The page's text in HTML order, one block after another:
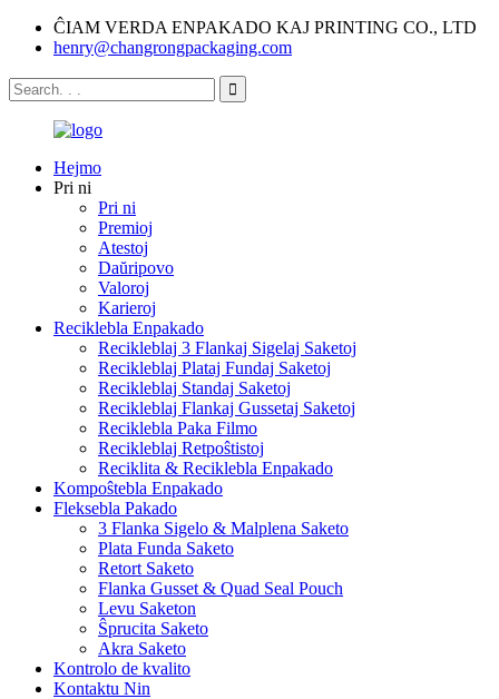
ĈIAM VERDA ENPAKADO KAJ PRINTING CO., LTD
henry@changrongpackaging.com
Hejmo
Pri ni
Pri ni
Premioj
Atestoj
Daŭripovo
Valoroj
Karieroj
Reciklebla Enpakado
Recikleblaj 3 Flankaj Sigelaj Saketoj
Recikleblaj Plataj Fundaj Saketoj
Recikleblaj Standaj Saketoj
Recikleblaj Flankaj Gussetaj Saketoj
Reciklebla Paka Filmo
Recikleblaj Retpoŝtistoj
Reciklita & Reciklebla Enpakado
Kompoŝtebla Enpakado
Fleksebla Pakado
3 Flanka Sigelo & Malplena Saketo
Plata Funda Saketo
Retort Saketo
Flanka Gusset & Quad Seal Pouch
Levu Saketon
Ŝprucita Saketo
Akra Saketo
Kontrolo de kvalito
Kontaktu Nin